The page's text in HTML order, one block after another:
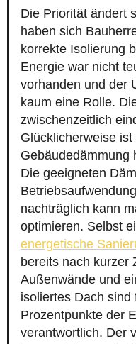
Die Priorität ändert
haben sich
korrekte Isolierung
Energie war nicht
vorhanden und der
kaum eine Rolle.
zwischenzeitlich
Glücklicherweise
Gebäudedämmung
Die geeigneten
nachträglich kann
optimieren. Selbst
energetische
bereits nach kurzer
Außenwände und
isoliertes Dach
Prozentpunkte der
verantwortlich. Der